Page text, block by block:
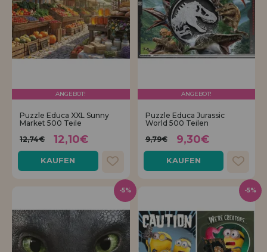
ANGEBOT!
Puzzle Educa XXL Sunny
Market 500 Teile
12,74€
12,10€
KAUFEN
ANGEBOT!
Puzzle Educa Jurassic
World 500 Teilen
9,79€
9,30€
KAUFEN
-5% -5%